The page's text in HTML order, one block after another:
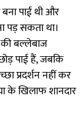
पाई थी और
पड़ सकता था।
बल्लेबाज
पाई हैं, जबकि
प्रदर्शन नहीं कर
के खिलाफ शानदार